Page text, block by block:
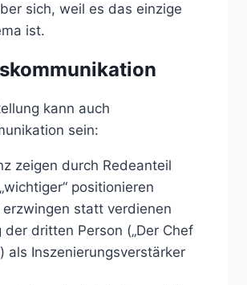
sich, weil es das einzige
ist.
kann auch
sein:
zeigen durch Redeanteil
positionieren
erzwingen statt verdienen
der dritten Person („Der Chef
als Inszenierungsverstärker